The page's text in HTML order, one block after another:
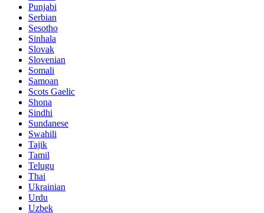
Punjabi
Serbian
Sesotho
Sinhala
Slovak
Slovenian
Somali
Samoan
Scots Gaelic
Shona
Sindhi
Sundanese
Swahili
Tajik
Tamil
Telugu
Thai
Ukrainian
Urdu
Uzbek